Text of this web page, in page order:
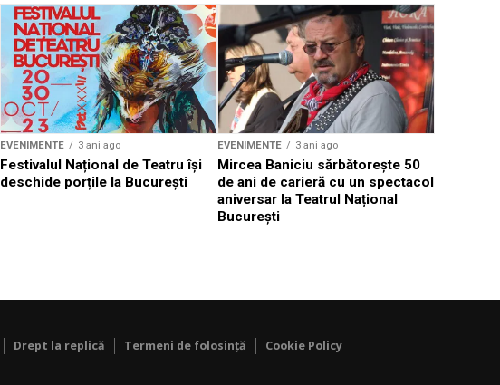
EVENIMENTE 3 ani ago
Festivalul Național de Teatru își
deschide porțile la București
EVENIMENTE 3 ani ago
Mircea Baniciu sărbătorește 50
de ani de carieră cu un spectacol
aniversar la Teatrul Național
București
Drept la replică Termeni de folosință Cookie Policy